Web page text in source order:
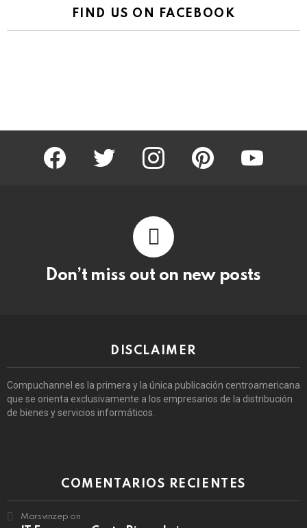
FIND US ON FACEBOOK
facebook twitter instagram pinterest youtube
Don’t miss out on new posts
DISCLAIMER
Compuchannel es la primera y la única publicación centroamericana
que se orienta exclusivamente a los empresarios de la distribución
de bienes y servicios informáticos.
COMENTARIOS RECIENTES
Marsvinzep on